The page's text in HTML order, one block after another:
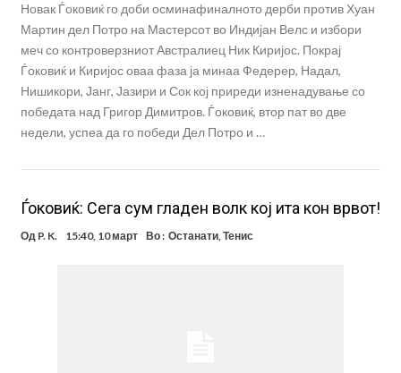
Новак Ѓоковиќ го доби осминафиналното дерби против Хуан
Мартин дел Потро на Мастерсот во Индијан Велс и избори
меч со контроверзниот Австралиец Ник Киријос. Покрај
Ѓоковиќ и Киријос оваа фаза ја минаа Федерер, Надал,
Нишикори, Јанг, Јазири и Сок кој приреди изненадување со
победата над Григор Димитров. Ѓоковиќ, втор пат во две
недели, успеа да го победи Дел Потро и …
Ѓоковиќ: Сега сум гладен волк кој ита кон врвот!
Од P. K. 15:40, 10 март Во : Останати,Тенис